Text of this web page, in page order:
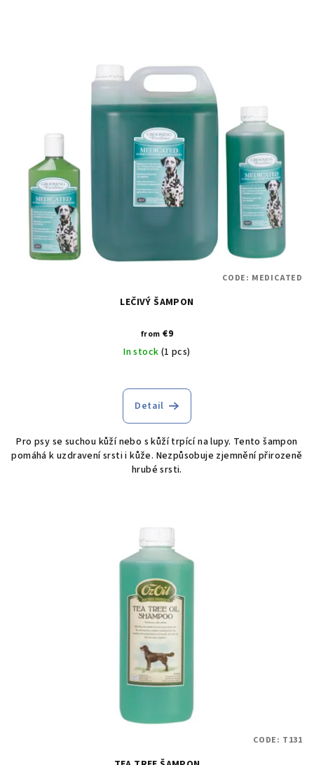
LEČIVÝ ŠAMPON
from €9
In stock (1 pcs)
Detail
Pro psy se suchou kůží nebo s kůží trpící na lupy. Tento šampon
pomáhá k uzdravení srsti i kůže. Nezpůsobuje zjemnění přirozeně
hrubé srsti.
CODE: MEDICATED
CODE: T131